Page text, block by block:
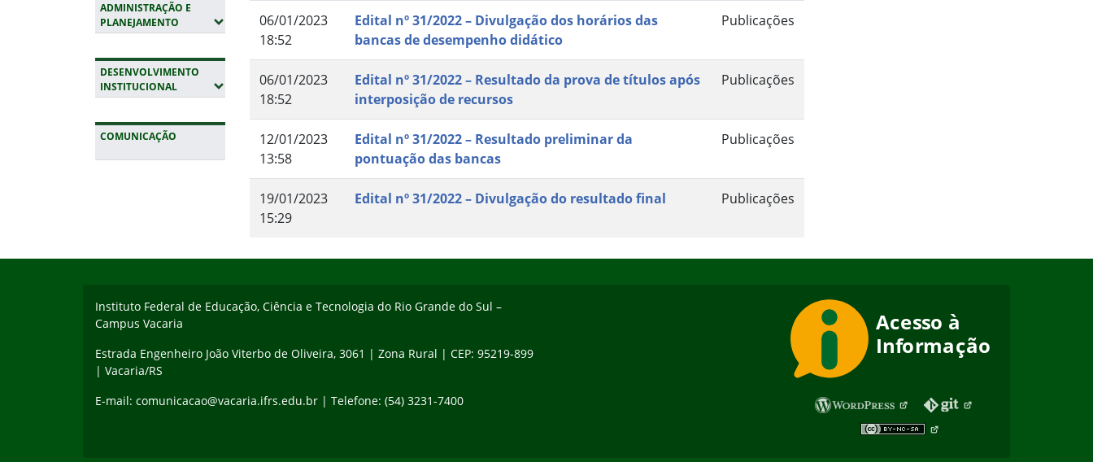
ADMINISTRAÇÃO E
PLANEJAMENTO (EXPANDIR SUBMENUS)
DESENVOLVIMENTO
INSTITUCIONAL(EXPANDIR SUBMENUS)
COMUNICAÇÃO
06/01/2023
18:52
Edital nº 31/2022 – Divulgação dos horários das
bancas de desempenho didático
Publicações
06/01/2023
18:52
Edital nº 31/2022 – Resultado da prova de títulos após
interposição de recursos
Publicações
12/01/2023
13:58
Edital nº 31/2022 – Resultado preliminar da
pontuação das bancas
Publicações
19/01/2023
15:29
Edital nº 31/2022 – Divulgação do resultado final Publicações
Instituto Federal de Educação, Ciência e Tecnologia do Rio Grande do Sul –
Campus Vacaria
Estrada Engenheiro João Viterbo de Oliveira, 3061 | Zona Rural | CEP: 95219-899
| Vacaria/RS
E-mail: comunicacao@vacaria.ifrs.edu.br | Telefone: (54) 3231-7400